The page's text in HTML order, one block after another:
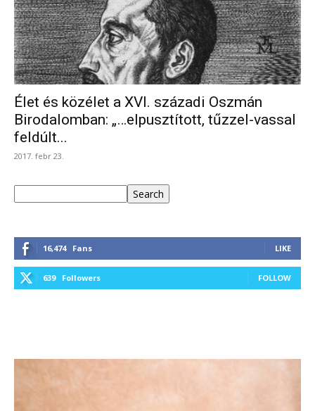
Élet és közélet a XVI. századi Oszmán
Birodalomban: „…elpusztított, tűzzel-vassal
feldúlt...
2017. febr 23.
Search
16,474 Fans LIKE
639 Followers FOLLOW